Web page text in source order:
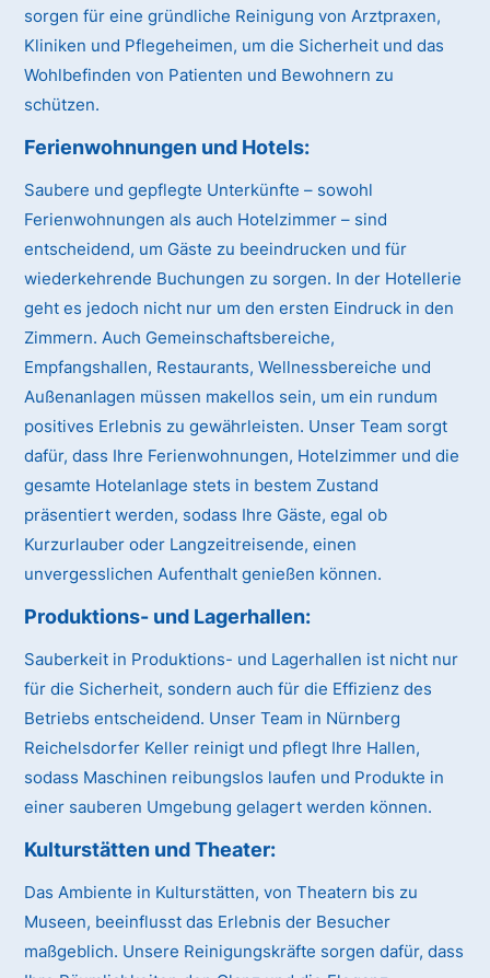
sorgen für eine gründliche Reinigung von Arztpraxen,
Kliniken und Pflegeheimen, um die Sicherheit und das
Wohlbefinden von Patienten und Bewohnern zu
schützen.
Ferienwohnungen und Hotels:
Saubere und gepflegte Unterkünfte – sowohl
Ferienwohnungen als auch Hotelzimmer – sind
entscheidend, um Gäste zu beeindrucken und für
wiederkehrende Buchungen zu sorgen. In der Hotellerie
geht es jedoch nicht nur um den ersten Eindruck in den
Zimmern. Auch Gemeinschaftsbereiche,
Empfangshallen, Restaurants, Wellnessbereiche und
Außenanlagen müssen makellos sein, um ein rundum
positives Erlebnis zu gewährleisten. Unser Team sorgt
dafür, dass Ihre Ferienwohnungen, Hotelzimmer und die
gesamte Hotelanlage stets in bestem Zustand
präsentiert werden, sodass Ihre Gäste, egal ob
Kurzurlauber oder Langzeitreisende, einen
unvergesslichen Aufenthalt genießen können.
Produktions- und Lagerhallen:
Sauberkeit in Produktions- und Lagerhallen ist nicht nur
für die Sicherheit, sondern auch für die Effizienz des
Betriebs entscheidend. Unser Team in Nürnberg
Reichelsdorfer Keller reinigt und pflegt Ihre Hallen,
sodass Maschinen reibungslos laufen und Produkte in
einer sauberen Umgebung gelagert werden können.
Kulturstätten und Theater:
Das Ambiente in Kulturstätten, von Theatern bis zu
Museen, beeinflusst das Erlebnis der Besucher
maßgeblich. Unsere Reinigungskräfte sorgen dafür, dass